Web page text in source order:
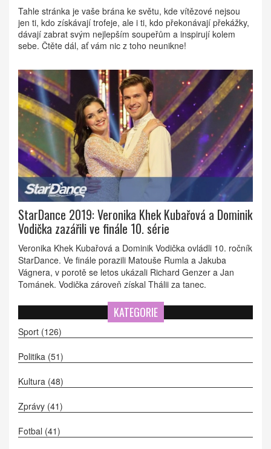
Tahle stránka je vaše brána ke světu, kde vítězové nejsou
jen ti, kdo získávají trofeje, ale i ti, kdo překonávají překážky,
dávají zabrat svým nejlepším soupeřům a inspirují kolem
sebe. Čtěte dál, ať vám nic z toho neunikne!
StarDance 2019: Veronika Khek Kubařová a Dominik
Vodička zazářili ve finále 10. série
Veronika Khek Kubařová a Dominik Vodička ovládli 10. ročník
StarDance. Ve finále porazili Matouše Rumla a Jakuba
Vágnera, v porotě se letos ukázali Richard Genzer a Jan
Tománek. Vodička zároveň získal Thálii za tanec.
KATEGORIE
Sport (126)
Politika (51)
Kultura (48)
Zprávy (41)
Fotbal (41)